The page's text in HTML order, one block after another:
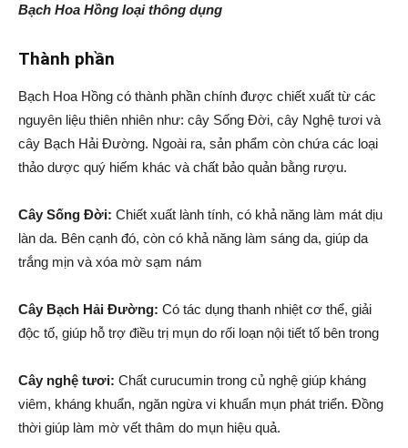
Bạch Hoa Hồng loại thông dụng
Thành phần
Bạch Hoa Hồng có thành phần chính được chiết xuất từ các
nguyên liệu thiên nhiên như: cây Sống Đời, cây Nghệ tươi và
cây Bạch Hải Đường. Ngoài ra, sản phẩm còn chứa các loại
thảo dược quý hiếm khác và chất bảo quản bằng rượu.
Cây Sống Đời: Chiết xuất lành tính, có khả năng làm mát dịu
làn da. Bên cạnh đó, còn có khả năng làm sáng da, giúp da
trắng mịn và xóa mờ sạm nám
Cây Bạch Hải Đường: Có tác dụng thanh nhiệt cơ thể, giải
độc tố, giúp hỗ trợ điều trị mụn do rối loạn nội tiết tố bên trong
Cây nghệ tươi: Chất curucumin trong củ nghệ giúp kháng
viêm, kháng khuẩn, ngăn ngừa vi khuẩn mụn phát triển. Đồng
thời giúp làm mờ vết thâm do mụn hiệu quả.